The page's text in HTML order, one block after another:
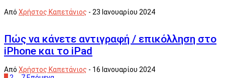
Από Χρήστος Καπετάνιος - 23 Ιανουαρίου 2024
Πώς να κάνετε αντιγραφή / επικόλληση στο
iPhone και το iPad
Από Χρήστος Καπετάνιος - 16 Ιανουαρίου 2024